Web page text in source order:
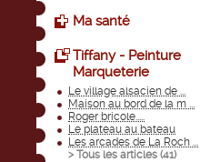
Ma santé
Tiffany - Peinture
Marqueterie
Le village alsacien de ...
Maison au bord de la m ...
Roger bricole.....
Le plateau au bateau
Les arcades de La Roch ...
> Tous les articles (41)